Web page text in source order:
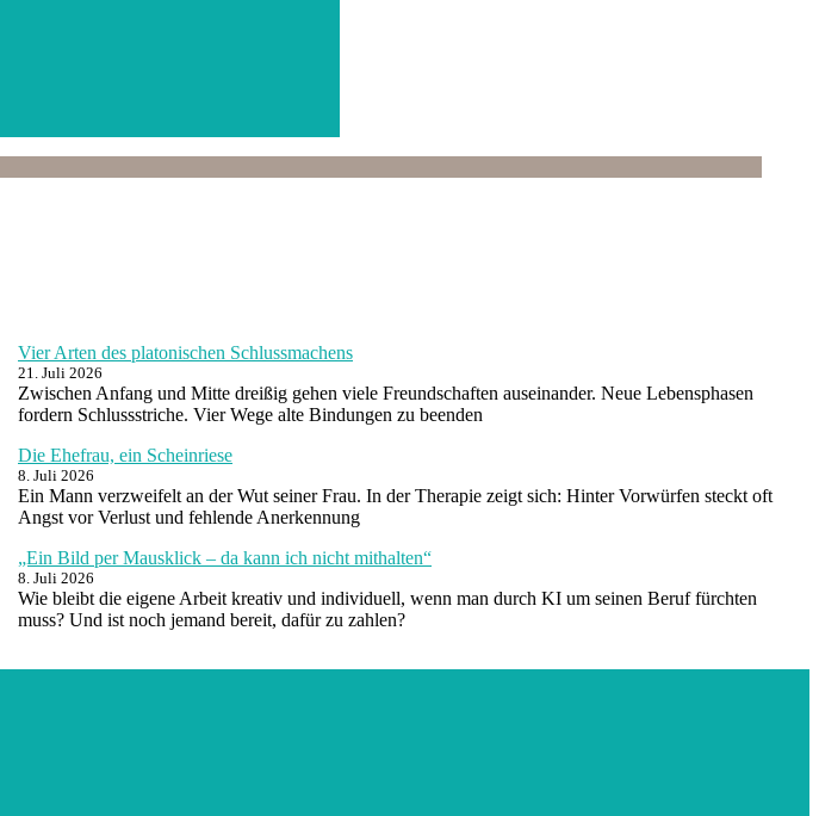
Vier Arten des platonischen Schlussmachens
21. Juli 2026
Zwischen Anfang und Mitte dreißig gehen viele Freundschaften auseinander. Neue Lebensphasen
fordern Schlussstriche. Vier Wege alte Bindungen zu beenden
Die Ehefrau, ein Scheinriese
8. Juli 2026
Ein Mann verzweifelt an der Wut seiner Frau. In der Therapie zeigt sich: Hinter Vorwürfen steckt oft
Angst vor Verlust und fehlende Anerkennung
„Ein Bild per Mausklick – da kann ich nicht mithalten“
8. Juli 2026
Wie bleibt die eigene Arbeit kreativ und individuell, wenn man durch KI um seinen Beruf fürchten
muss? Und ist noch jemand bereit, dafür zu zahlen?